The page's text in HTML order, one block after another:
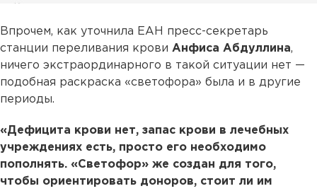
Впрочем, как уточнила ЕАН пресс-секретарь
станции переливания крови Анфиса Абдуллина,
ничего экстраординарного в такой ситуации нет —
подобная раскраска «светофора» была и в другие
периоды.
«Дефицита крови нет, запас крови в лечебных
учреждениях есть, просто его необходимо
пополнять. «Светофор» же создан для того,
чтобы ориентировать доноров, стоит ли им